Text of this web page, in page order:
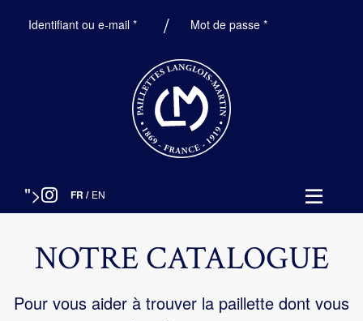
Identifiant ou e-mail *ObligatoireMot de passe*Obligatoire
"> FR / EN
NOTRE CATALOGUE
Pour vous aider à trouver la paillette dont vous